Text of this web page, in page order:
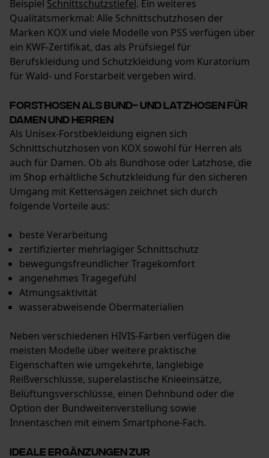
Beispiel Schnittschutzstiefel. Ein weiteres
Qualitätsmerkmal: Alle Schnittschutzhosen der
Marken KOX und viele Modelle von PSS verfügen über
ein KWF-Zertifikat, das als Prüfsiegel für
Berufskleidung und Schutzkleidung vom Kuratorium
für Wald- und Forstarbeit vergeben wird.
Forsthosen als Bund- und Latzhosen für
Damen und Herren
Als Unisex-Forstbekleidung eignen sich
Schnittschutzhosen von KOX sowohl für Herren als
auch für Damen. Ob als Bundhose oder Latzhose, die
im Shop erhältliche Schutzkleidung für den sicheren
Umgang mit Kettensägen zeichnet sich durch
folgende Vorteile aus:
beste Verarbeitung
zertifizierter mehrlagiger Schnittschutz
bewegungsfreundlicher Tragekomfort
angenehmes Tragegefühl
Atmungsaktivität
wasserabweisende Obermaterialien
Neben verschiedenen HIVIS-Farben verfügen die
meisten Modelle über weitere praktische
Eigenschaften wie umgekehrte, langlebige
Reißverschlüsse, superelastische Knieeinsätze,
Belüftungsverschlüsse, einen Dehnbund oder die
Option der Bundweitenverstellung sowie
Innentaschen mit einem Smartphone-Fach.
Ideale Ergänzungen zur